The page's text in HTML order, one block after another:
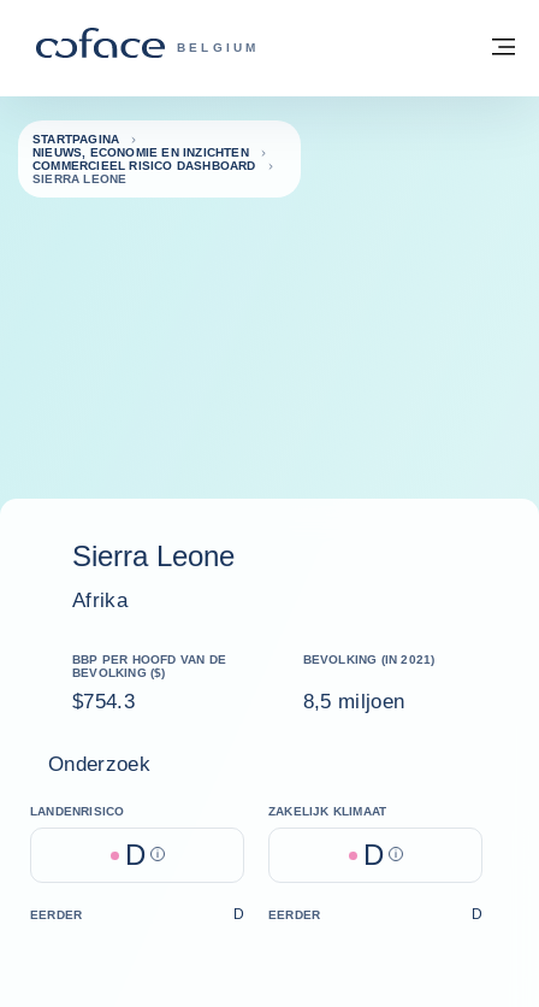
COFACE, FOR TRADE - GROEP
BELGIUM
Terug naar startpagina
STARTPAGINA
NIEUWS, ECONOMIE EN INZICHTEN
COMMERCIEEL RISICO DASHBOARD
SIERRA LEONE
Sierra Leone
Afrika
BBP PER HOOFD VAN DE
BEVOLKING ($)
$754.3
BEVOLKING (IN 2021)
8,5 miljoen
Onderzoek
LANDENRISICO
D Help
ZAKELIJK KLIMAAT
D Help
EERDER D EERDER D